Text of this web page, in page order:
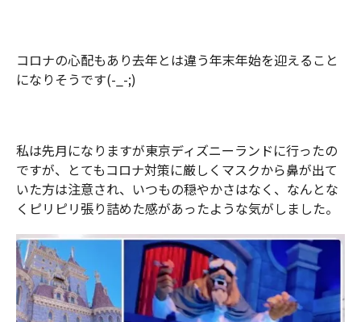
コロナの心配もあり去年とは違う年末年始を迎えること
になりそうです(-_-;)
私は先月になりますが東京ディズニーランドに行ったの
ですが、とてもコロナ対策に厳しくマスクから鼻が出て
いた方は注意され、いつもの穏やかさはなく、なんとな
くピリピリ張り詰めた感があったような気がしました。